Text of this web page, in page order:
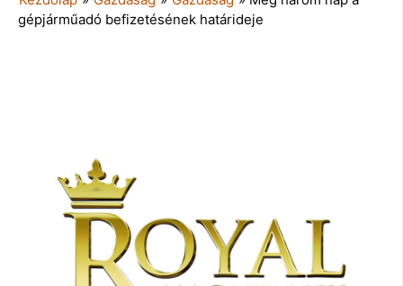
gépjárműadó befizetésének határideje